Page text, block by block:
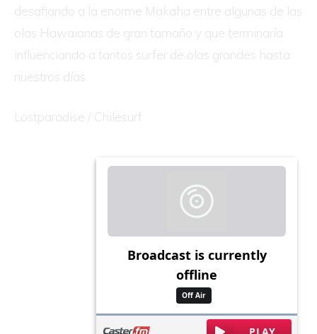
desafiando a la enorme Makaha entre algunas de las
olas Hawaianas de gran tamaño y que terminaría
influenciando a tantos surfer de olas grandes hasta
nuestros días.
Lostparadise / Chilesurf